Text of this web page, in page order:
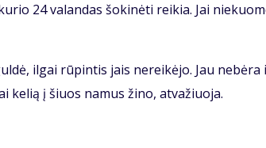
24 va­lan­das šo­ki­nė­ti rei­kia. Jai
il­gai rū­pin­tis jais ne­rei­kė­jo. Jau ne­bė­ra
ke­lią į šiuos na­mus ži­no, at­va­žiuo­ja.